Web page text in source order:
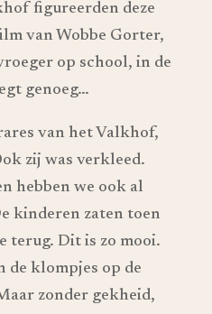
figureerden deze
van Wobbe Gorter,
op school, in de
genoeg…
van het Valkhof,
zij was verkleed.
hebben we ook al
kinderen zaten toen
terug. Dit is zo mooi.
de klompjes op de
zonder gekheid,